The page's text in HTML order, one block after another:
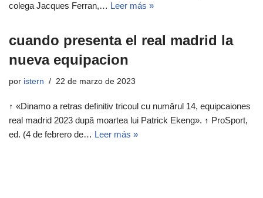
colega Jacques Ferran,… Leer más »
cuando presenta el real madrid la
nueva equipacion
por istern 22 de marzo de 2023
↑ «Dinamo a retras definitiv tricoul cu numărul 14, equipcaiones
real madrid 2023 după moartea lui Patrick Ekeng». ↑ ProSport,
ed. (4 de febrero de… Leer más »